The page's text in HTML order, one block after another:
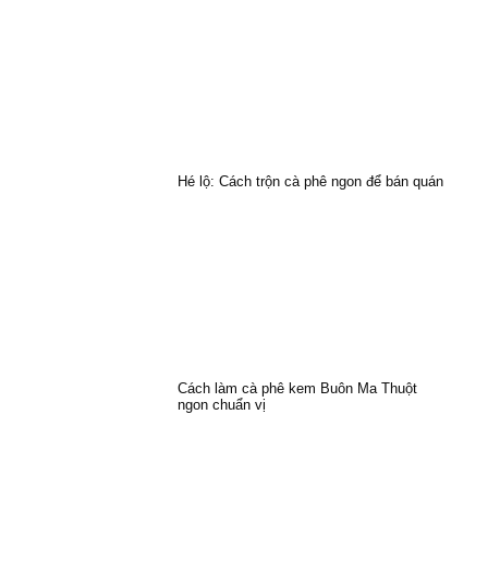
Hé lộ: Cách trộn cà phê ngon để bán quán
Cách làm cà phê kem Buôn Ma Thuột
ngon chuẩn vị